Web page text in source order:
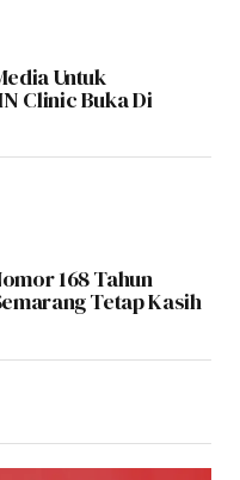
Untuk
Clinic Buka Di
168 Tahun
Tetap Kasih